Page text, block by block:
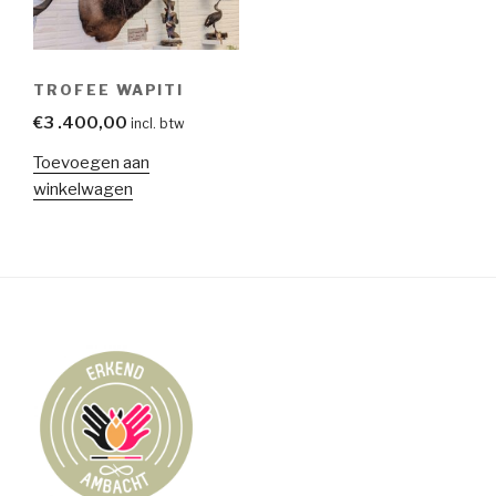
TROFEE WAPITI
€3 .400,00 incl. btw
Toevoegen aan
winkelwagen